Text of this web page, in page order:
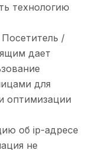
технологию
/
дает
для
оптимизации
об ip-адресе
не